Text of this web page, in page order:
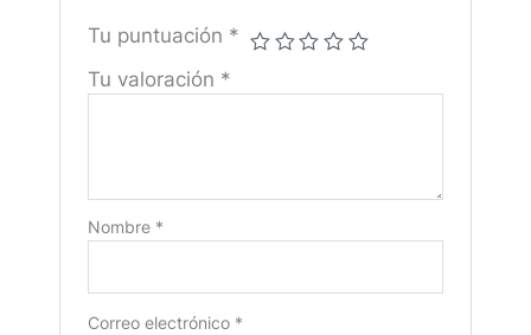
Tu puntuación *
Tu valoración *
Nombre *
Correo electrónico *